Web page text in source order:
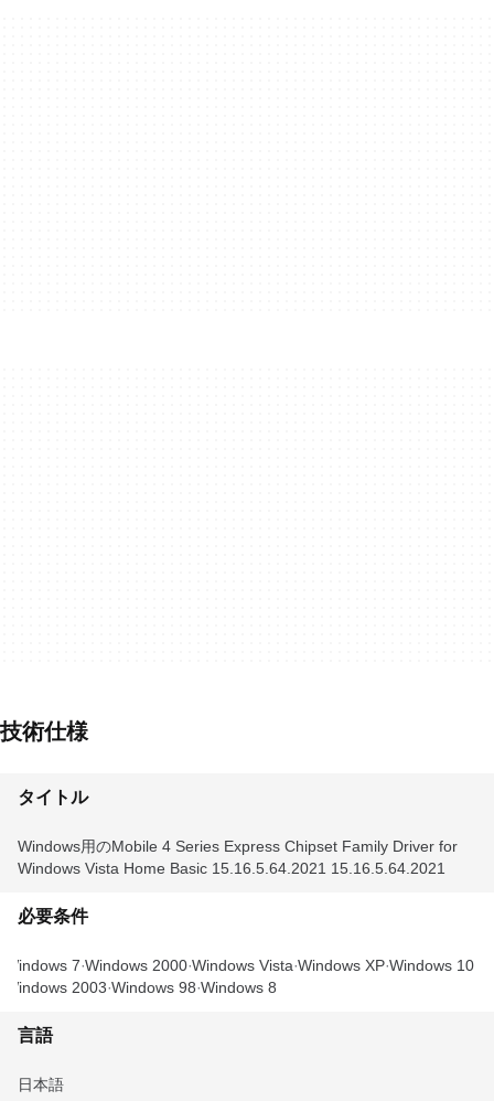
技術仕様
タイトル
Windows用のMobile 4 Series Express Chipset Family Driver for
Windows Vista Home Basic 15.16.5.64.2021 15.16.5.64.2021
必要条件
Windows 7 Windows 2000 Windows Vista Windows XP Windows 10
Windows 2003 Windows 98 Windows 8
言語
日本語